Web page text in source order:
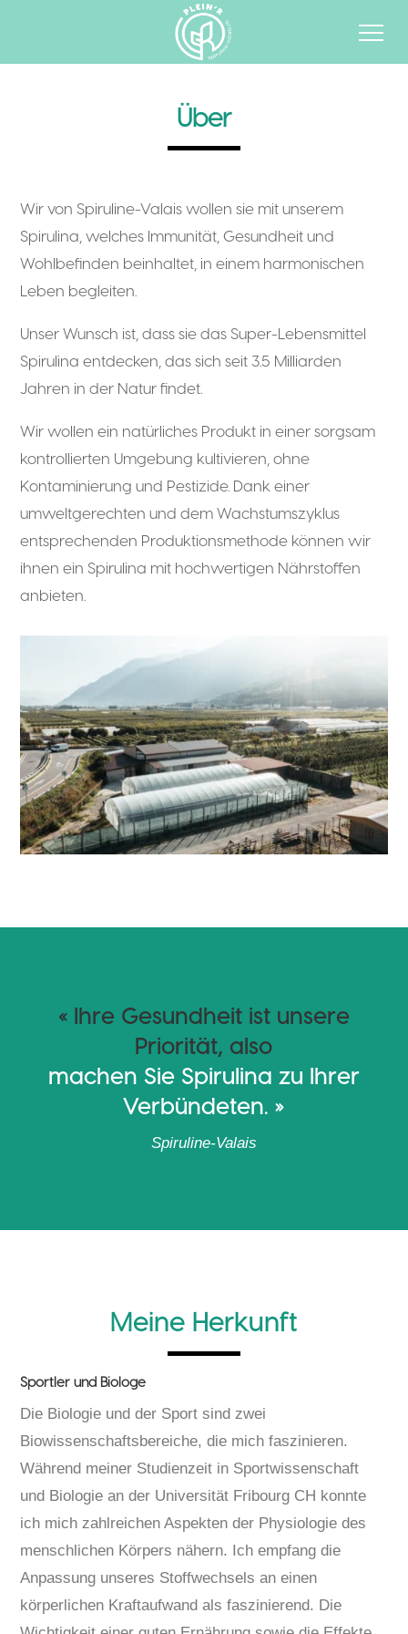
Über
Wir von Spiruline-Valais wollen sie mit unserem
Spirulina, welches Immunität, Gesundheit und
Wohlbefinden beinhaltet, in einem harmonischen
Leben begleiten.
Unser Wunsch ist, dass sie das Super-Lebensmittel
Spirulina entdecken, das sich seit 3.5 Milliarden
Jahren in der Natur findet.
Wir wollen ein natürliches Produkt in einer sorgsam
kontrollierten Umgebung kultivieren, ohne
Kontaminierung und Pestizide. Dank einer
umweltgerechten und dem Wachstumszyklus
entsprechenden Produktionsmethode können wir
ihnen ein Spirulina mit hochwertigen Nährstoffen
anbieten.
« Ihre Gesundheit ist unsere
Priorität, also
machen Sie Spirulina zu Ihrer
Verbündeten. »
Spiruline-Valais
Meine Herkunft
Sportler und Biologe
Die Biologie und der Sport sind zwei
Biowissenschaftsbereiche, die mich faszinieren.
Während meiner Studienzeit in Sportwissenschaft
und Biologie an der Universität Fribourg CH konnte
ich mich zahlreichen Aspekten der Physiologie des
menschlichen Körpers nähern. Ich empfang die
Anpassung unseres Stoffwechsels an einen
körperlichen Kraftaufwand als faszinierend. Die